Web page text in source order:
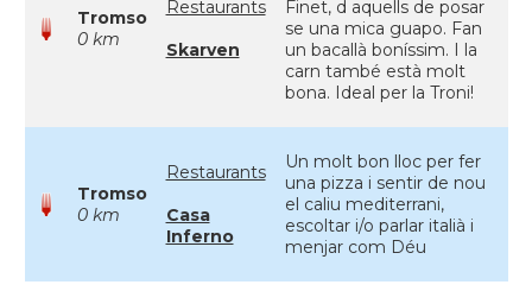
Tromso
0 km
Restaurants
Skarven
Finet, d aquells de posar
se una mica guapo. Fan
un bacallà boníssim. I la
carn també està molt
bona. Ideal per la Troni!
Tromso
0 km
Restaurants
Casa
Inferno
Un molt bon lloc per fer
una pizza i sentir de nou
el caliu mediterrani,
escoltar i/o parlar italià i
menjar com Déu